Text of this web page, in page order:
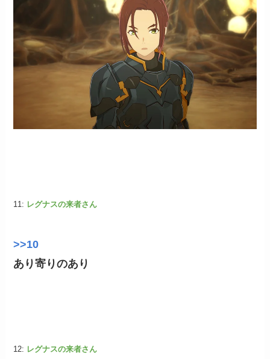
11: レグナスの来者さん
>>10
あり寄りのあり
12: レグナスの来者さん